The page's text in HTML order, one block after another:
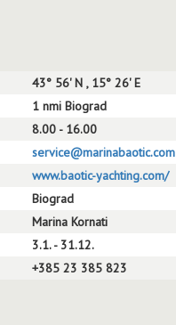
43° 56' N , 15° 26' E
1 nmi Biograd
8.00 - 16.00
service@marinabaotic.com
www.baotic-yachting.com/
Biograd
Marina Kornati
3.1. - 31.12.
+385 23 385 823